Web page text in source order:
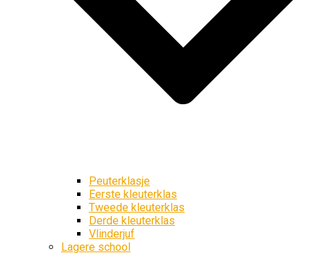
Peuterklasje
Eerste kleuterklas
Tweede kleuterklas
Derde kleuterklas
Vlinderjuf
Lagere school